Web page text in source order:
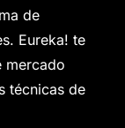
de
Eureka! te
mercado
técnicas de